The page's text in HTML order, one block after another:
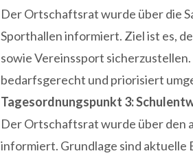
Der Ortschaftsrat wurde über die
Sporthallen informiert. Ziel ist es,
sowie Vereinssport
bedarfsgerecht und priorisiert
Tagesordnungspunkt 3:
Der Ortschaftsrat wurde über den
informiert. Grundlage sind aktuelle